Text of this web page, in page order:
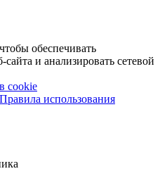
обеспечивать
и анализировать сетевой
cookie
Правила использования